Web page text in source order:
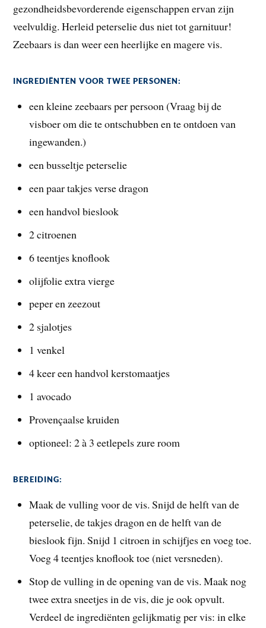
gezondheidsbevorderende eigenschappen ervan zijn
veelvuldig. Herleid peterselie dus niet tot garnituur!
Zeebaars is dan weer een heerlijke en magere vis.
INGREDIËNTEN VOOR TWEE PERSONEN:
een kleine zeebaars per persoon (Vraag bij de
visboer om die te ontschubben en te ontdoen van
ingewanden.)
een busseltje peterselie
een paar takjes verse dragon
een handvol bieslook
2 citroenen
6 teentjes knoflook
olijfolie extra vierge
peper en zeezout
2 sjalotjes
1 venkel
4 keer een handvol kerstomaatjes
1 avocado
Provençaalse kruiden
optioneel: 2 à 3 eetlepels zure room
BEREIDING:
Maak de vulling voor de vis. Snijd de helft van de
peterselie, de takjes dragon en de helft van de
bieslook fijn. Snijd 1 citroen in schijfjes en voeg toe.
Voeg 4 teentjes knoflook toe (niet versneden).
Stop de vulling in de opening van de vis. Maak nog
twee extra sneetjes in de vis, die je ook opvult.
Verdeel de ingrediënten gelijkmatig per vis: in elke